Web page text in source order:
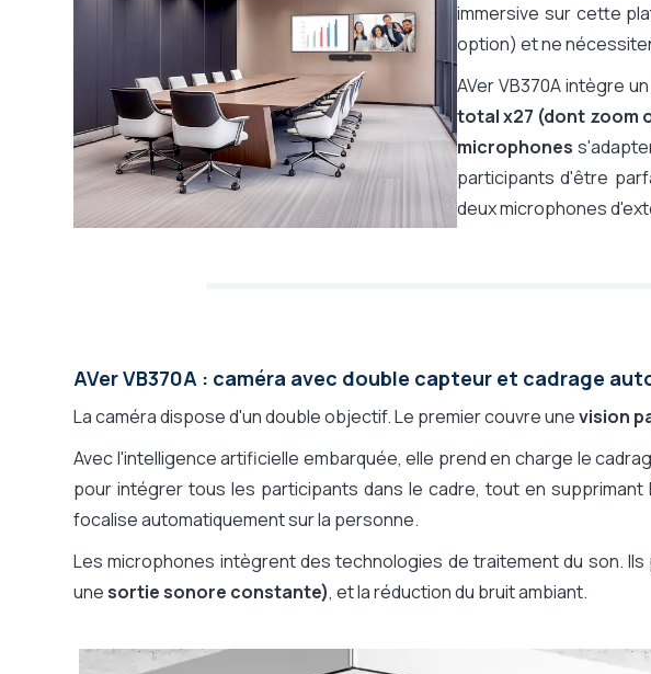
Champ de vision
60° à 99°
Caméra orientable (Pan Tilt Zoom)
Oui - PTZ mécanique
Zoom total (optique + numérique)
Zoom optique / PTZ
Zoom numérique / ePTZ
Recadrage auto. de groupe
Oui, auto.
Zoom auto. sur l'orateur
Oui
Affichage vignette des participants
Oui - avec affichage
Bluetooth pour audioconférence
Non
Télécommande
Oui
Alimentation
Alimentation secteur
Installation
Murale
Certifié pour
Écran inclus
Kits sans écran
immersive sur cette
option) et ne
AVer VB370A intègre un
total x27 (dont zoom
microphones
participants d'être
deux microphones
AVer VB370A : caméra avec double capteur et cadrage
La caméra dispose d'un double objectif. Le premier couvre unevision
Avec l'intelligence artificielle embarquée, elle prend en charge le
pour intégrer tous les participants dans le cadre, tout en
focalise automatiquement sur la personne.
Les microphones intègrent des technologies de traitement du son.
unesortie sonore constante), et la réduction du bruit ambiant.